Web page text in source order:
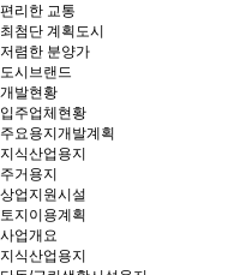
편리한 교통
최첨단 계획도시
저렴한 분양가
도시브랜드
개발현황
입주업체현황
주요용지개발계획
지식산업용지
주거용지
상업지원시설
토지이용계획
사업개요
지식산업용지